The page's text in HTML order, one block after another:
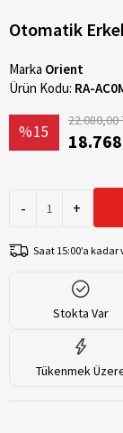
Otomatik
Marka Orient
Ürün Kodu: RA-
%15
22.080,00
- +
Saat 15:00’a
Stokta Var
Tükenmek